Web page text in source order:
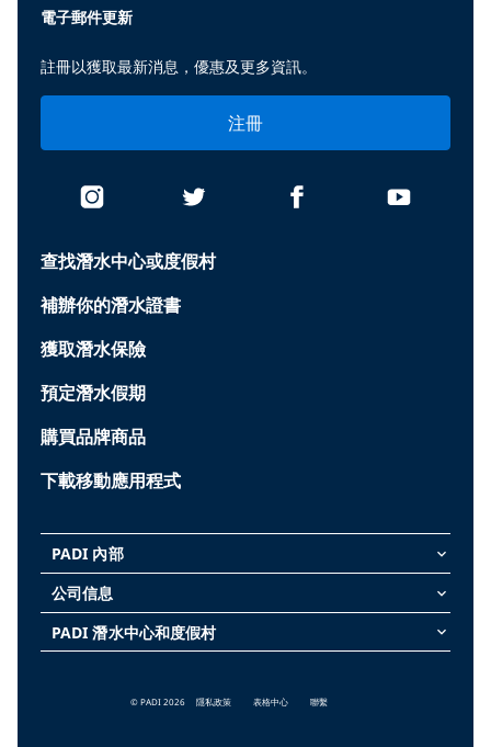
查找潛水中心或度假村
補辦你的潛水證書
獲取潛水保險
預定潛水假期
購買品牌商品
下載移動應用程式
PADI 內部 keyboard_arrow_down
公司信息 keyboard_arrow_down
PADI 潛水中心和度假村 keyboard_arrow_down
電子郵件更新
註冊以獲取最新消息，優惠及更多資訊。
注冊
© PADI 2026 隱私政策 表格中心 聯繫